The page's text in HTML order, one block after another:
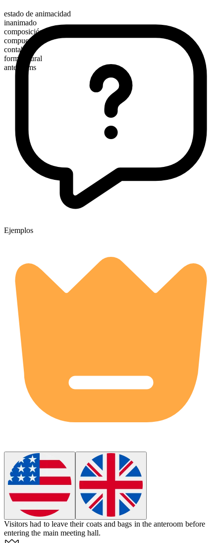
estado de animacidad
inanimado
composición morfológica
compuesto
contable
forma plural
anterooms
Ejemplos
Visitors had to leave their coats and bags in theanteroom before
entering the main meeting hall.